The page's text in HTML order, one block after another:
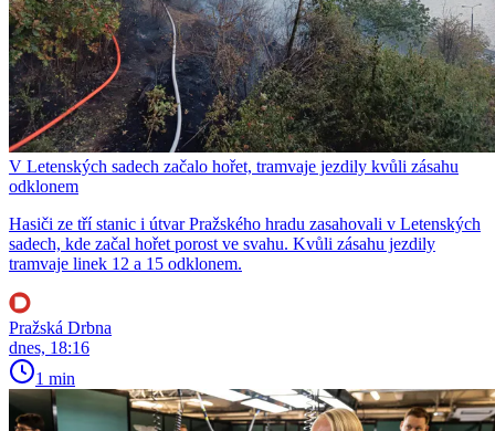
V Letenských sadech začalo hořet, tramvaje jezdily kvůli zásahu
odklonem
Hasiči ze tří stanic i útvar Pražského hradu zasahovali v Letenských
sadech, kde začal hořet porost ve svahu. Kvůli zásahu jezdily
tramvaje linek 12 a 15 odklonem.
Pražská Drbna
dnes, 18:16
1 min